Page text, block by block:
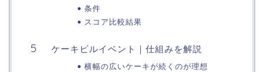
条件
スコア比較結果
ケーキビルイベント｜仕組みを解説
横幅の広いケーキが続くのが理想